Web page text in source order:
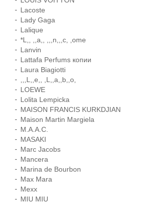
Lacoste
Lady Gaga
Lalique
*L,, ,,a,, ,,,n,,,c, ,ome
Lanvin
Lattafa Perfums копии
Laura Biagiotti
,,,L,,e,, ,L,,a,,b,,o,
LOEWE
Lolita Lempicka
MAISON FRANCIS KURKDJIAN
Maison Martin Margiela
M.A.A.C.
MASAKI
Marc Jacobs
Mancera
Marina de Bourbon
Max Mara
Mexx
MIU MIU